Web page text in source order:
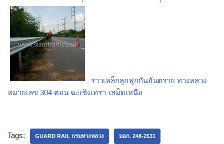
ราวเหล็กลูกฟูกกันอันตราย ทางหลวง
หมายเลข 304 ตอน ฉะเชิงเทรา-เสม็ดเหนือ
Tags: GUARD RAIL กรมทางหลวง มอก. 248-2531